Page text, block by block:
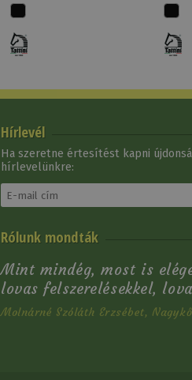
4 240 Ft
Hírlevél
Ha szeretne értesítést kapni
hírlevelünkre:
Rólunk mondták
Mint mindég, most is
lovas felszerelésekkel,
Molnárné Szóláth Erzsébet,